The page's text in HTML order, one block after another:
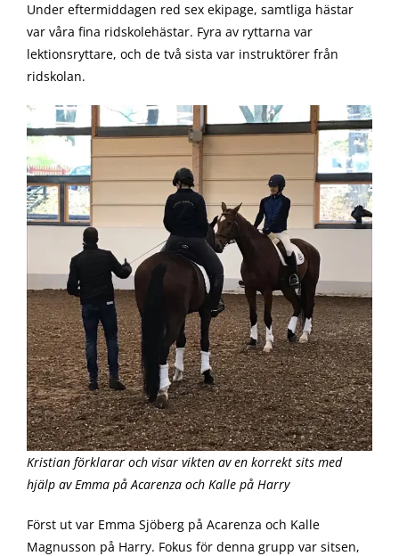
Under eftermiddagen red sex ekipage, samtliga hästar
var våra fina ridskolehästar. Fyra av ryttarna var
lektionsryttare, och de två sista var instruktörer från
ridskolan.
Kristian förklarar och visar vikten av en korrekt sits med
hjälp av Emma på Acarenza och Kalle på Harry
Först ut var Emma Sjöberg på Acarenza och Kalle
Magnusson på Harry. Fokus för denna grupp var sitsen,